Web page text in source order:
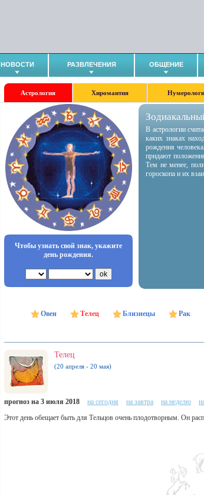
НОВОСТИ РАЗВЛЕЧЕНИЯ ОБЩЕНИЕ
Астрология Хиромантия
Чтобы узнать свой знак, укажите
день рождения.
В астрологии
каких знаках
рождения
придают
Тем не менее,
гороскопа и их
Овен Телец Близнецы Рак
Телец
(20 апреля - 20 мая)
прогноз на 3 июля 2018 на сегодня на завтра на неделю
Этот день обещает быть для Тельцов очень плодотворным. Он